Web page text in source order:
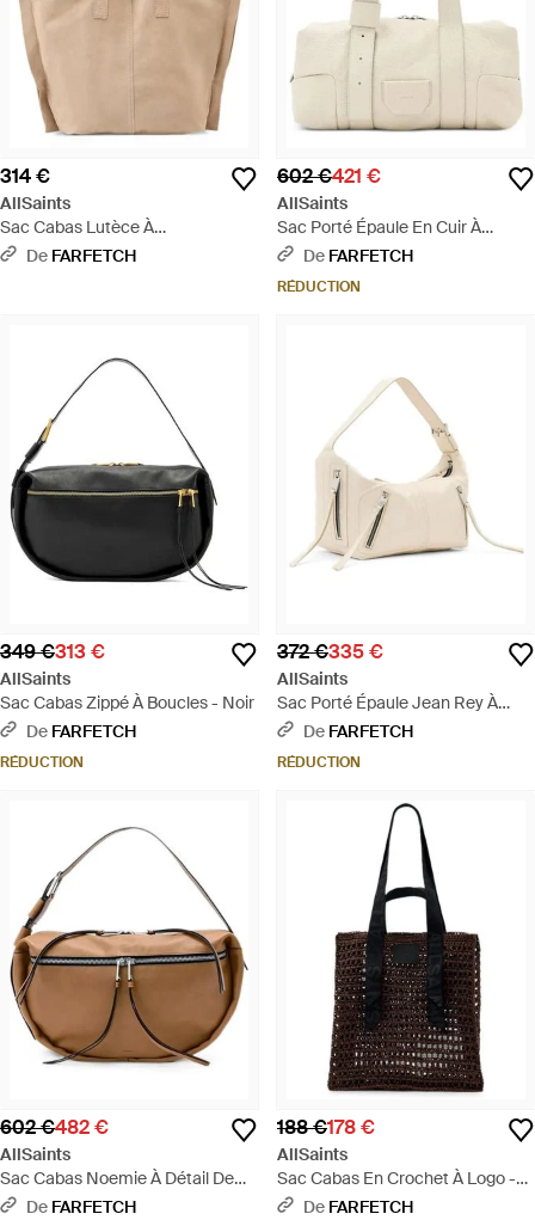
314 €
AllSaints
Sac Cabas Lutèce À
Empiècements En Daim - Neutre
De FARFETCH
602 €421 €
AllSaints
Sac Porté Épaule En Cuir À
Boucle - Neutre
De FARFETCH
RÉDUCTION
349 €313 €
AllSaints
Sac Cabas Zippé À Boucles - Noir
De FARFETCH
RÉDUCTION
372 €335 €
AllSaints
Sac Porté Épaule Jean Rey À
Détail De Boucle - Neutre
De FARFETCH
RÉDUCTION
602 €482 €
AllSaints
Sac Cabas Noemie À Détail De
Zip - Marron
De FARFETCH
188 €178 €
AllSaints
Sac Cabas En Crochet À Logo -
NoirDe FARFETCH